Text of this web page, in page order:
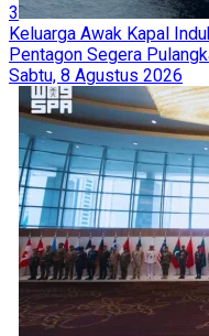
3
Keluarga Awak Kapal
Pentagon Segera
Sabtu, 8 Agustus 2026